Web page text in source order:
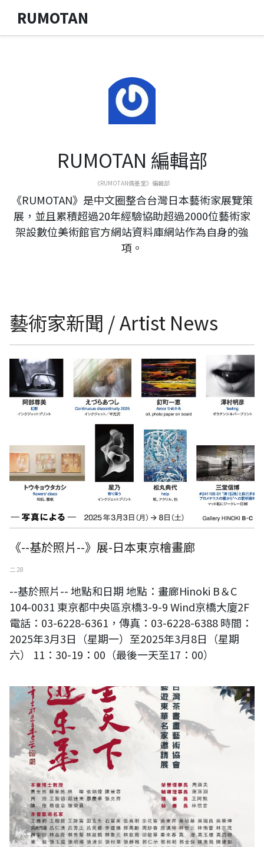
RUMOTAN
RUMOTAN 編輯部
《RUMOTAN儒墨堂》編輯部
《RUMOTAN》是中文圈整合台灣日本藝術家展覽策
展，並且累積超過20年經驗協助超過2000位藝術家
架設數位美術館官方網站資料庫網站作為自身的強
項。
藝術家新聞 / Artist News
《--基於照片--》展-日本東京檜畫廊
二 28
--基於照片-- 地點和日期 地點：畫廊Hinoki B＆C
104-0031 東京都中央區京橋3-9-9 Wind京橋大廈2F
電話：03-6228-6361，傳真：03-6228-6388 時間：
2025年3月3日（星期一）至2025年3月8日（星期
六） 11：30-19：00（最後一天至17：00）
《翰墨天下藝遊東華名家邀請展》一一四年台灣茶書畫藝術協會